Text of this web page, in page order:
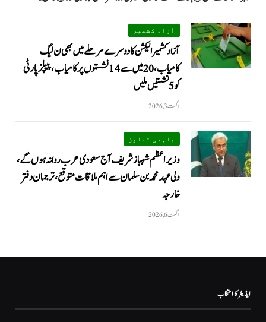
آزاد کشمیر
آزاد کشمیر الیکشن کا دوسرے مرحلے میں بھی ن لیگ
کامیاب، 20 میں سے 14 نشستوں پر کامیاب، پیپلزپارٹی
کو 5 نشستیں ملیں
اگست 3, 2026
باہمی تعاون
وزیراعظم شہباز شریف آج سعودی عرب روانہ ہوں گے،
ولی عہد محمد بن سلمان سے اہم ملاقات متوقع، ترجمان دفتر
خارجہ
اگست 6, 2026
ایڈیٹر کا انتخاب